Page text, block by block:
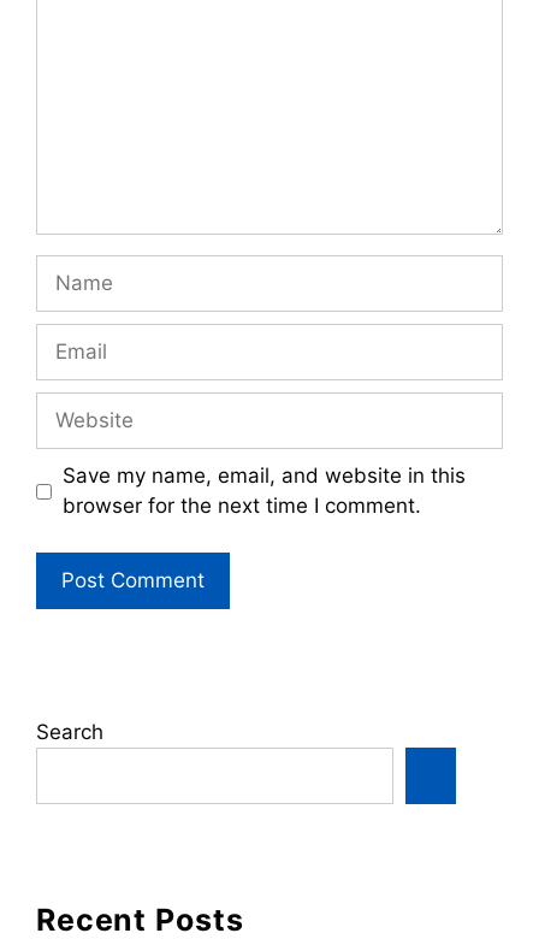
Name
Email
Website
Save my name, email, and website in this
browser for the next time I comment.
Search
Recent Posts